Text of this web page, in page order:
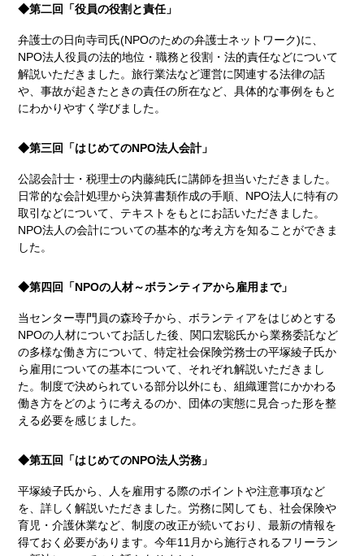
◆第二回「役員の役割と責任」
弁護士の日向寺司氏(NPOのための弁護士ネットワーク)に、
NPO法人役員の法的地位・職務と役割・法的責任などについて
解説いただきました。旅行業法など運営に関連する法律の話
や、事故が起きたときの責任の所在など、具体的な事例をもと
にわかりやすく学びました。
◆第三回「はじめてのNPO法人会計」
公認会計士・税理士の内藤純氏に講師を担当いただきました。
日常的な会計処理から決算書類作成の手順、NPO法人に特有の
取引などについて、テキストをもとにお話いただきました。
NPO法人の会計についての基本的な考え方を知ることができま
した。
◆第四回「NPOの人材～ボランティアから雇用まで」
当センター専門員の森玲子から、ボランティアをはじめとする
NPOの人材についてお話した後、関口宏聡氏から業務委託など
の多様な働き方について、特定社会保険労務士の平塚綾子氏か
ら雇用についての基本について、それぞれ解説いただきまし
た。制度で決められている部分以外にも、組織運営にかかわる
働き方をどのように考えるのか、団体の実態に見合った形を整
える必要を感じました。
◆第五回「はじめてのNPO法人労務」
平塚綾子氏から、人を雇用する際のポイントや注意事項など
を、詳しく解説いただきました。労務に関しても、社会保険や
育児・介護休業など、制度の改正が続いており、最新の情報を
得ておく必要があります。今年11月から施行されるフリーラン